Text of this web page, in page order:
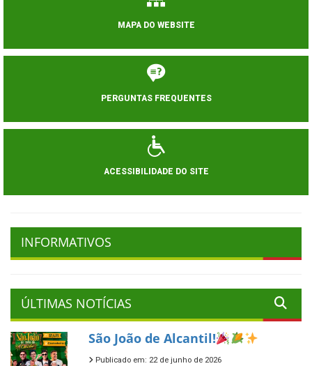
MAPA DO WEBSITE
PERGUNTAS FREQUENTES
ACESSIBILIDADE DO SITE
INFORMATIVOS
ÚLTIMAS NOTÍCIAS
São João de Alcantil!
Publicado em: 22 de junho de 2026